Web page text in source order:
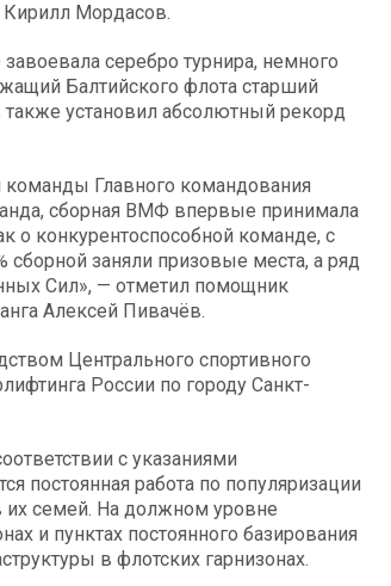
Мордасов.
серебро турнира, немного
Балтийского флота старший
установил абсолютный рекорд
Главного командования
сборная ВМФ впервые принимала
о конкурентоспособной команде, с
сборной заняли призовые места, а ряд
Сил», — отметил помощник
Алексей Пивачёв.
Центрального спортивного
России по городу Санкт-
с указаниями
постоянная работа по популяризации
их семей. На должном уровне
и пунктах постоянного базирования
в флотских гарнизонах.